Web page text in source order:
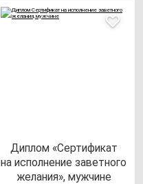
Дип­лом «Сер­ти­фи­кат
на ис­пол­не­ние за­вет­но­го
же­ла­ния», муж­чи­не